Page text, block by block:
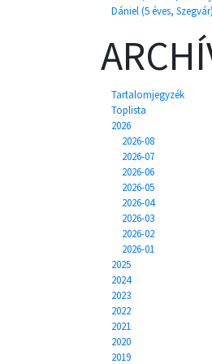
Dániel (5 éves, Szegvár)
Tartalomjegyzék
Toplista
2026
2026-08
2026-07
2026-06
2026-05
2026-04
2026-03
2026-02
2026-01
2025
2024
2023
2022
2021
2020
2019